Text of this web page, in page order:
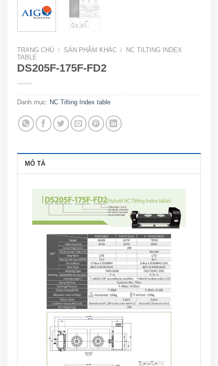
TRANG CHỦ / SẢN PHẨM KHÁC /
NC TILTING INDEX
TABLE
DS205F-175F-FD2
Danh mục: NC Tilting Index table
MÔ TẢ